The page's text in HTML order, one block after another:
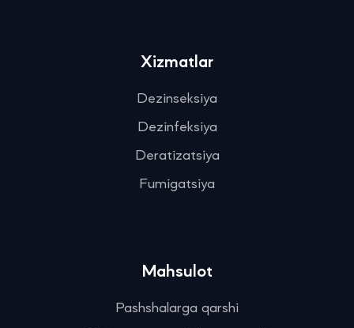
Xizmatlar
Dezinseksiya
Dezinfeksiya
Deratizatsiya
Fumigatsiya
Mahsulot
Pashshalarga qarshi